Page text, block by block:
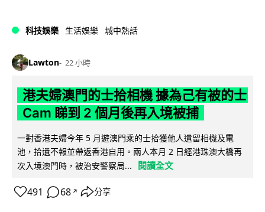
科技娛樂 生活娛樂 城中熱話
Lawton 22 小時
港夫婦澳門的士拾相機 據為己有被的士
Cam 睇到 2 個月後再入境被捕
一對香港夫婦今年 5 月遊澳門乘的士拾獲他人遺留相機及電
池，拾遺不報並帶返香港自用。兩人本月 2 日經港珠澳大橋再
次入境澳門時，被治安警察局...
閱讀全文
491 68 ↗ 分享